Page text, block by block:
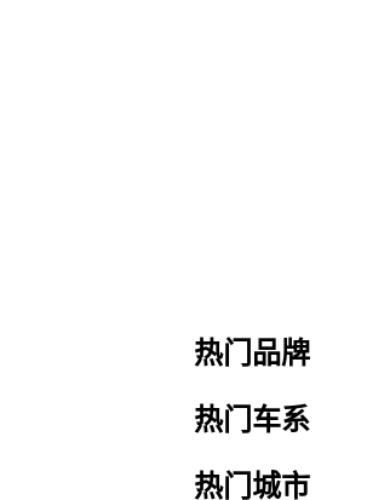
热门品牌
热门车系
热门城市